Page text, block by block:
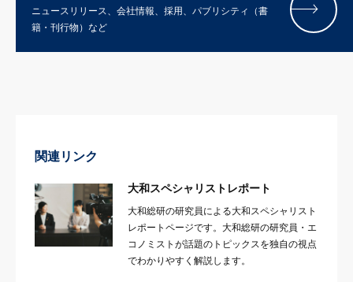
ニュースリリース、会社情報、採用、パブリシティ（書
籍・刊行物）など
関連リンク
大和スペシャリストレポート
大和総研の研究員による大和スペシャリスト
レポートページです。大和総研の研究員・エ
コノミストが話題のトピックスを独自の視点
でわかりやすく解説します。